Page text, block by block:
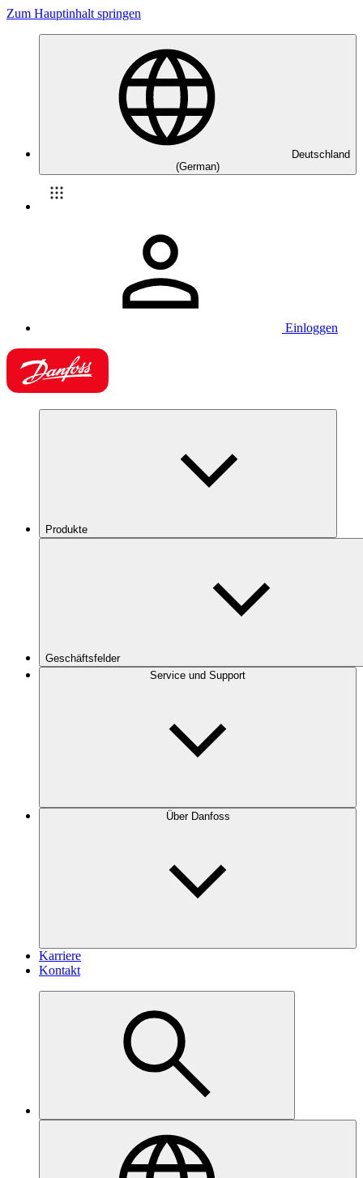
Zum Hauptinhalt springen
Deutschland
(German)
Einloggen
Produkte
Geschäftsfelder
Service und Support
Über Danfoss
Karriere
Kontakt